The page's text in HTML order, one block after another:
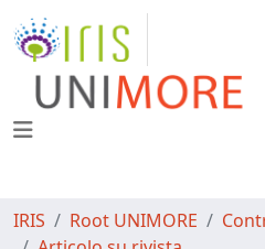
IRIS Root UNIMORE